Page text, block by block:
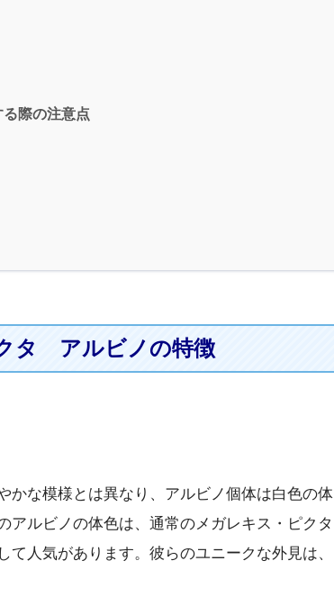
際の注意点
タ アルビノの特徴
かな模様とは異なり、アルビノ個体は白色の体
アルビノの体色は、通常のメガレキス・ピクタ
人気があります。彼らのユニークな外見は、